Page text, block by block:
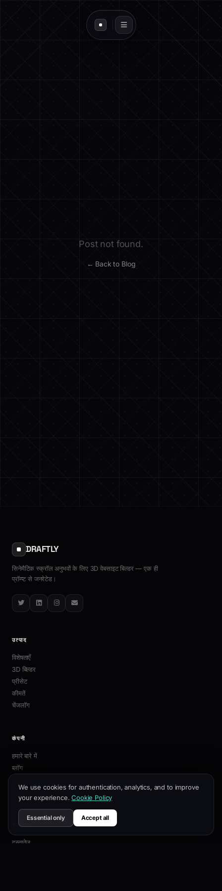
Post not found.
← Back to Blog
DRAFTLY
सिनेमैटिक स्क्रॉल अनुभवों के लिए 3D वेबसाइट बिल्डर — एक ही
प्रॉम्प्ट से जनरेटेड।
TwitterLinkedInInstagram
Email
उत्पाद
विशेषताएँ
3D बिल्डर
प्रीसेट
कीमतें
चेंजलॉग
कंपनी
हमारे बारे में
ब्लॉग
संपर्क
संसाधन
दस्तावेज़
We use cookies for authentication, analytics, and to improve
your experience. Cookie Policy
Essential only Accept all